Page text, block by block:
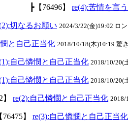
┣【76496】 re(4):苦情を言
切なるお願い 2024/3/22(金)19:02 ロ
と自己正当化 2018/10/18(木)10:19 驚
自己憐憫と自己正当化 2018/10/20(
自己憐憫と自己正当化 2018/10/20(
】 re(2):自己憐憫と自己正当化 2018/
76475】 re(3):自己憐憫と自己正当化